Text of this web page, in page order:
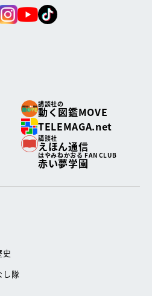
講談社の
動く図鑑MOVE
TELEMAGA.net
講談社
えほん通信
はやみねかおる FAN CLUB
赤い夢学園
史
し隊